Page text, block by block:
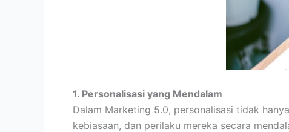
1. Personalisasi yang Mendalam
Dalam Marketing 5.0, personalisasi tidak
kebiasaan, dan perilaku mereka secara